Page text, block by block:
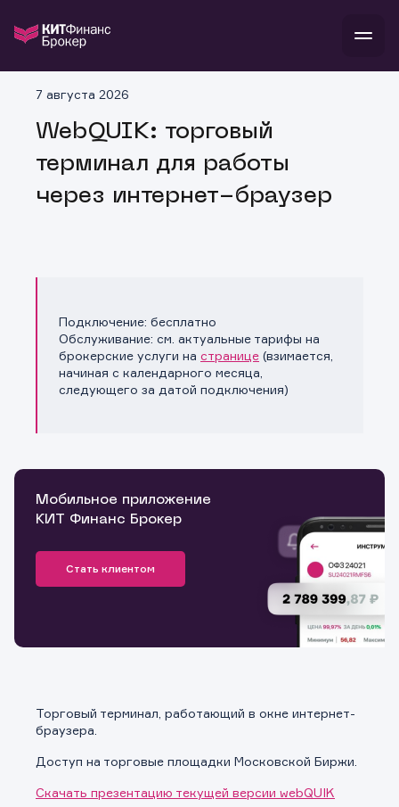
Войти
инвестиции
о компании
WebQUIK: торговый
терминал для работы
через интернет-браузер
7 августа 2026
Подключение: бесплатно
Обслуживание: см. актуальные тарифы на
брокерские услуги на странице (взимается,
начиная с календарного месяца,
следующего за датой подключения)
Торговый терминал, работающий в окне интернет-
браузера.
Доступ на торговые площадки Московской Биржи.
Скачать презентацию текущей версии webQUIK
Мобильное приложение
КИТ Финанс Брокер
Стать клиентом